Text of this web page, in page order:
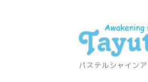
パステルシャイン